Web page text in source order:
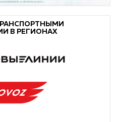
В РЕГИОНАХ